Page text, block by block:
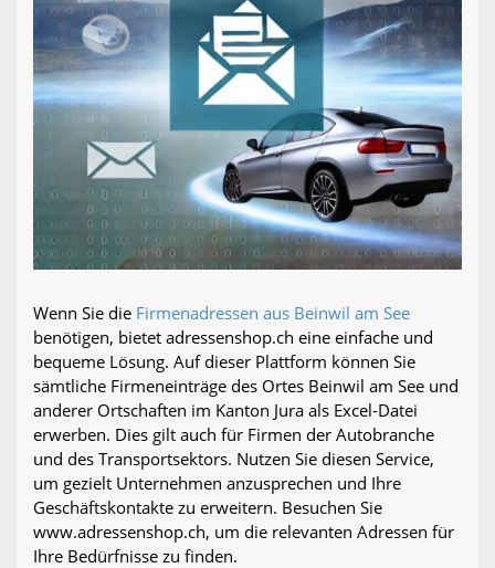
Wenn Sie die Firmenadressen aus Beinwil am See
benötigen, bietet adressenshop.ch eine einfache und
bequeme Lösung. Auf dieser Plattform können Sie
sämtliche Firmeneinträge des Ortes Beinwil am See und
anderer Ortschaften im Kanton Jura als Excel-Datei
erwerben. Dies gilt auch für Firmen der Autobranche
und des Transportsektors. Nutzen Sie diesen Service,
um gezielt Unternehmen anzusprechen und Ihre
Geschäftskontakte zu erweitern. Besuchen Sie
www.adressenshop.ch, um die relevanten Adressen für
Ihre Bedürfnisse zu finden.